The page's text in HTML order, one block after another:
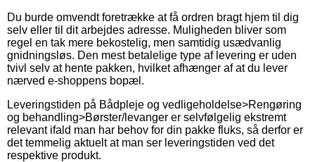
Du burde omvendt foretrække at få ordren bragt hjem til dig
selv eller til dit arbejdes adresse. Muligheden bliver som
regel en tak mere bekostelig, men samtidig usædvanlig
gnidningsløs. Den mest betalelige type af levering er uden
tvivl selv at hente pakken, hvilket afhænger af at du lever
nærved e-shoppens bopæl.
Leveringstiden på Bådpleje og vedligeholdelse>Rengøring
og behandling>Børster/levanger er selvfølgelig ekstremt
relevant ifald man har behov for din pakke fluks, så derfor er
det temmelig aktuelt at man ser leveringstiden ved det
respektive produkt.